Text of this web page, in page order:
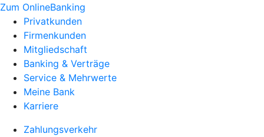
Zum OnlineBanking
Privatkunden
Firmenkunden
Mitgliedschaft
Banking & Verträge
Service & Mehrwerte
Meine Bank
Karriere
Zahlungsverkehr